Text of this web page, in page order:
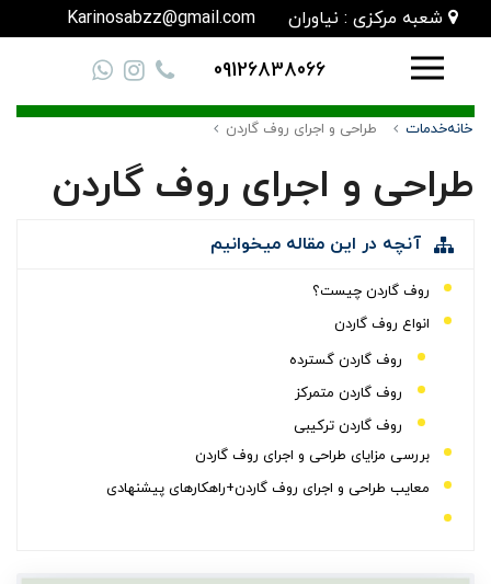
شعبه مرکزی : نیاوران Karinosabzz@gmail.com
09126838066
خانهخدمات طراحی و اجرای روف گاردن
طراحی و اجرای روف گاردن
آنچه در این مقاله میخوانیم
روف گاردن چیست؟
انواع روف گاردن
روف گاردن گسترده
روف گاردن متمرکز
روف گاردن ترکیبی
بررسی مزایای طراحی و اجرای روف گاردن
معایب طراحی و اجرای روف گاردن+راهکارهای پیشنهادی